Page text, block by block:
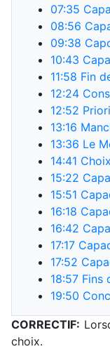
07:35
08:56
09:38
10:43
11:58 Fin
12:24
12:52
13:16
13:36 Le
14:41
15:22
15:51
16:18
16:42
17:17
17:52
18:57 Fins
19:50
CORRECTIF:
choix.